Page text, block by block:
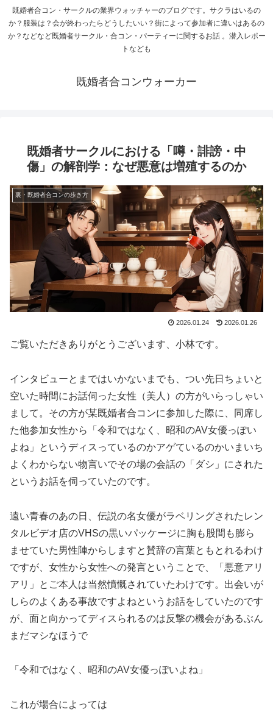
既婚者合コン・サークルの業界ウォッチャーのブログです。サクラはいるの
か？服装は？会が終わったらどうしたいい？街によって参加者に違いはあるの
か？などなど既婚者サークル・合コン・パーティーに関するお話 。潜入レポー
トなども
既婚者合コンウォーカー
既婚者サークルにおける「噂・誹謗・中
傷」の解剖学：なぜ悪意は増殖するのか
裏・既婚者合コンの歩き方
2026.01.24 2026.01.26
ご覧いただきありがとうございます、小林です。
インタビューとまではいかないまでも、つい先日ちょいと
空いた時間にお話伺った女性（美人）の方がいらっしゃい
まして。その方が某既婚者合コンに参加した際に、同席し
た他参加女性から「令和ではなく、昭和のAV女優っぽい
よね」というディスっているのかアゲているのかいまいち
よくわからない物言いでその場の会話の「ダシ」にされた
というお話を伺っていたのです。
遠い青春のあの日、伝説の名女優がラベリングされたレン
タルビデオ店のVHSの黒いパッケージに胸も股間も膨ら
ませていた男性陣からしますと賛辞の言葉ともとれるわけ
ですが、女性から女性への発言ということで、「悪意アリ
アリ」とご本人は当然憤慨されていたわけです。出会いが
しらのよくある事故ですよねというお話をしていたのです
が、面と向かってディスられるのは反撃の機会があるぶん
まだマシなほうで
「令和ではなく、昭和のAV女優っぽいよね」
これが場合によっては